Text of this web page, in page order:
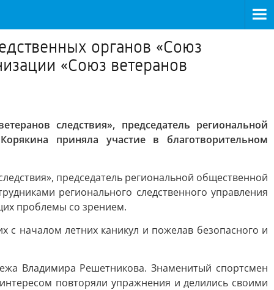
органов «Союз
«Союз ветеранов
следствия», председатель региональной
приняла участие в благотворительном
председатель региональной общественной
регионального следственного управления
проблемы со зрением.
началом летних каникул и пожелав безопасного и
Владимира Решетникова. Знаменитый спортсмен
повторяли упражнения и делились своими